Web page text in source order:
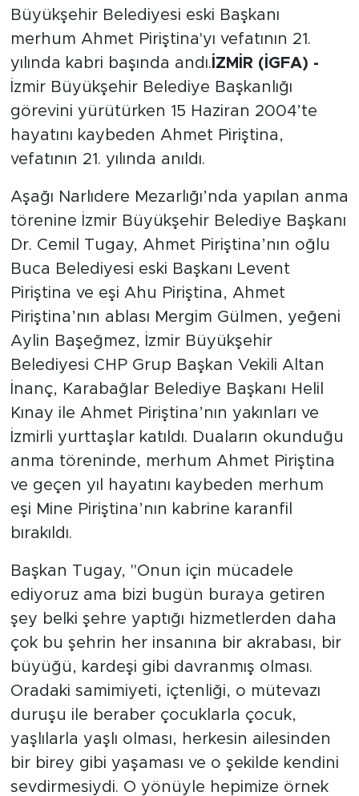
Büyükşehir Belediyesi eski Başkanı
merhum Ahmet Piriştina'yı vefatının 21.
yılında kabri başında andı. İZMİR (İGFA) -
İzmir Büyükşehir Belediye Başkanlığı
görevini yürütürken 15 Haziran 2004’te
hayatını kaybeden Ahmet Piriştina,
vefatının 21. yılında anıldı.
Aşağı Narlıdere Mezarlığı’nda yapılan anma
törenine İzmir Büyükşehir Belediye Başkanı
Dr. Cemil Tugay, Ahmet Piriştina’nın oğlu
Buca Belediyesi eski Başkanı Levent
Piriştina ve eşi Ahu Piriştina, Ahmet
Piriştina’nın ablası Mergim Gülmen, yeğeni
Aylin Başeğmez, İzmir Büyükşehir
Belediyesi CHP Grup Başkan Vekili Altan
İnanç, Karabağlar Belediye Başkanı Helil
Kınay ile Ahmet Piriştina’nın yakınları ve
İzmirli yurttaşlar katıldı. Duaların okunduğu
anma töreninde, merhum Ahmet Piriştina
ve geçen yıl hayatını kaybeden merhum
eşi Mine Piriştina’nın kabrine karanfil
bırakıldı.
Başkan Tugay, "Onun için mücadele
ediyoruz ama bizi bugün buraya getiren
şey belki şehre yaptığı hizmetlerden daha
çok bu şehrin her insanına bir akrabası, bir
büyüğü, kardeşi gibi davranmış olması.
Oradaki samimiyeti, içtenliği, o mütevazı
duruşu ile beraber çocuklarla çocuk,
yaşlılarla yaşlı olması, herkesin ailesinden
bir birey gibi yaşaması ve o şekilde kendini
sevdirmesiydi. O yönüyle hepimize örnek